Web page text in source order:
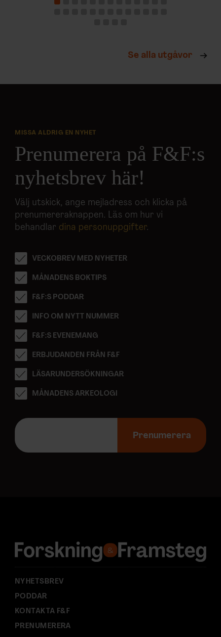
Se alla utgåvor
MISSA ALDRIG EN NYHET
Prenumerera på F&F:s
nyhetsbrev här!
Välj utskick, ange mejladress och klicka på
prenumereraknappen. Läs om hur vi
behandlar dina personuppgifter.
VECKOBREV MED NYHETER
MÅNADENS BOKTIPS
F&F:S PODDAR
INFO OM NYTT NUMMER
F&F:S EVENEMANG
ERBJUDANDEN FRÅN F&F
LÄSARUNDERSÖKNINGAR
MÅNADENS ARKEOLOGI
E
p
s
:
Prenumerera
NYHETSBREV
PODDAR
KONTAKTA F&F
PRENUMERERA